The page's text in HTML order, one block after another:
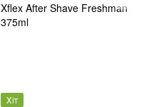
Хіт